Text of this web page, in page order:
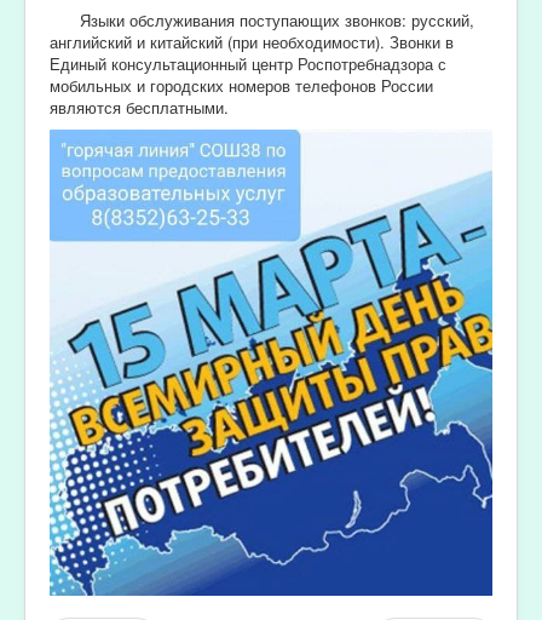
Языки обслуживания поступающих звонков: русский,
английский и китайский (при необходимости). Звонки в
Единый консультационный центр Роспотребнадзора с
мобильных и городских номеров телефонов России
являются бесплатными.